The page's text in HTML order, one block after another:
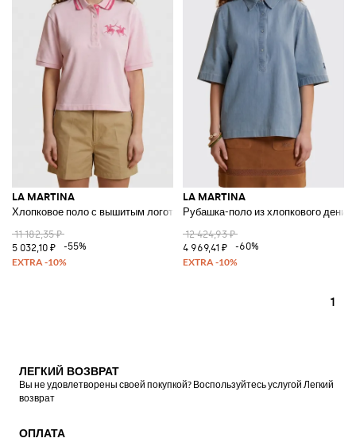
LA MARTINA
Хлопковое поло с вышитым логотипом
11 182,35 ₽
5 032,10 ₽
-55%
LA MARTINA
Рубашка-поло из хлопкового
12 424,93 ₽
4 969,41 ₽
-60%
1
ЛЕГКИЙ ВОЗВРАТ
Вы не удовлетворены своей покупкой? Воспользуйтесь услугой Легкий
возврат
ОПЛАТА